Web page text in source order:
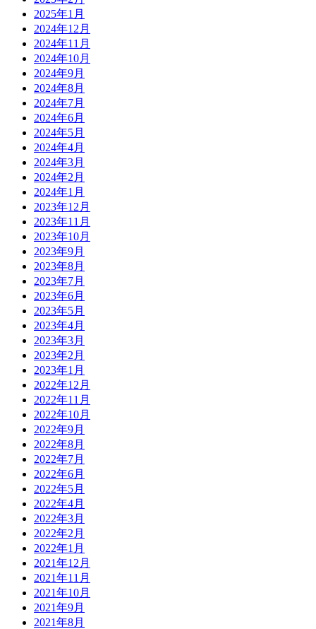
2025年1月
2024年12月
2024年11月
2024年10月
2024年9月
2024年8月
2024年7月
2024年6月
2024年5月
2024年4月
2024年3月
2024年2月
2024年1月
2023年12月
2023年11月
2023年10月
2023年9月
2023年8月
2023年7月
2023年6月
2023年5月
2023年4月
2023年3月
2023年2月
2023年1月
2022年12月
2022年11月
2022年10月
2022年9月
2022年8月
2022年7月
2022年6月
2022年5月
2022年4月
2022年3月
2022年2月
2022年1月
2021年12月
2021年11月
2021年10月
2021年9月
2021年8月